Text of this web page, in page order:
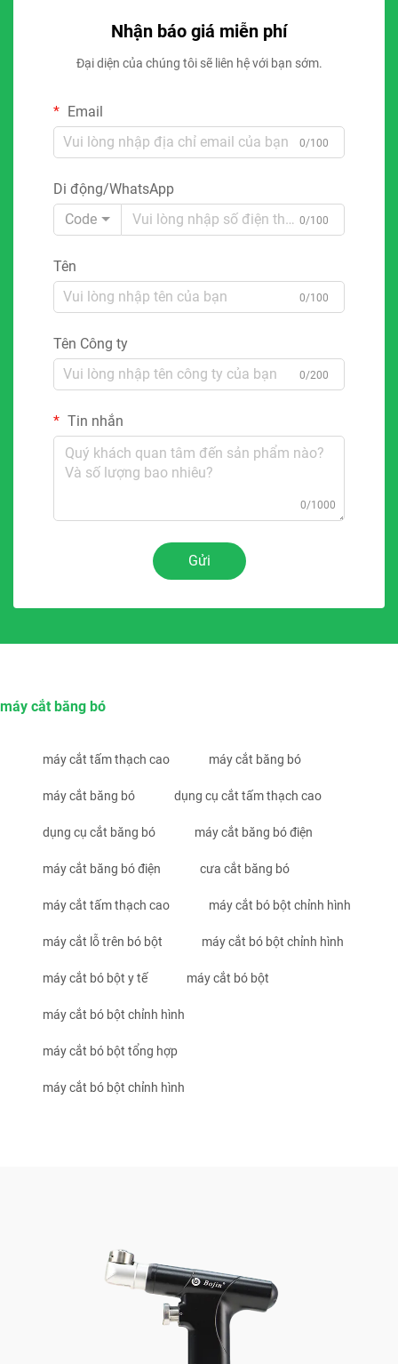
Nhận báo giá miễn phí
Đại diện của chúng tôi sẽ liên hệ với bạn sớm.
Email
0/100
Di động/WhatsApp
Code
0/100
Tên
0/100
Tên Công ty
0/200
Tin nhắn
0/1000
Gửi
máy cắt băng bó
máy cắt tấm thạch cao máy cắt băng bó
máy cắt băng bó dụng cụ cắt tấm thạch cao
dụng cụ cắt băng bó máy cắt băng bó điện
máy cắt băng bó điện cưa cắt băng bó
máy cắt tấm thạch cao máy cắt bó bột chỉnh hình
máy cắt lỗ trên bó bột máy cắt bó bột chỉnh hình
máy cắt bó bột y tế máy cắt bó bột
máy cắt bó bột chỉnh hình
máy cắt bó bột tổng hợp
máy cắt bó bột chỉnh hình